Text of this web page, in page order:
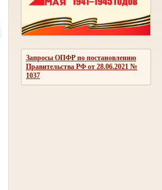
Запросы ОПФР по постановлению
Правительства РФ от 28.06.2021 №
1037